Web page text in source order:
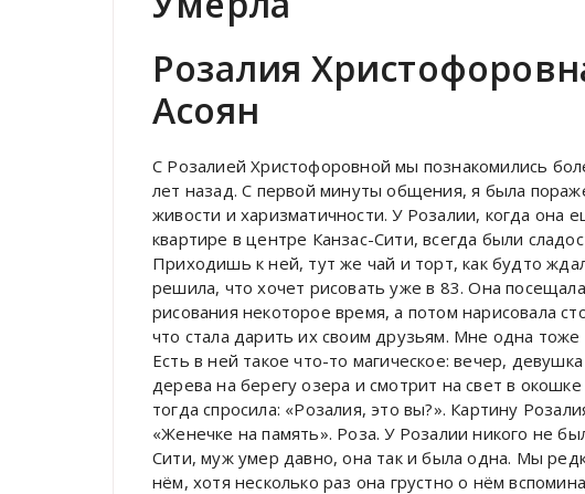
Розалия
Асоян
С Розалией Христофоровной мы познакомились
лет назад. С первой минуты общения, я была
живости и харизматичности. У Розалии, когда она
квартире в центре Канзас-Сити, всегда были
Приходишь к ней, тут же чай и торт, как будто
решила, что хочет рисовать уже в 83. Она
рисования некоторое время, а потом нарисовала
что стала дарить их своим друзьям. Мне одна тоже
Есть в ней такое что-то магическое: вечер,
дерева на берегу озера и смотрит на свет в
тогда спросила: «Розалия, это вы?». Картину
«Женечке на память». Роза. У Розалии никого не
Сити, муж умер давно, она так и была одна. Мы
нём, хотя несколько раз она грустно о нём